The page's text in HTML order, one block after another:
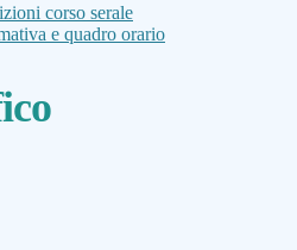
corso serale
e quadro orario